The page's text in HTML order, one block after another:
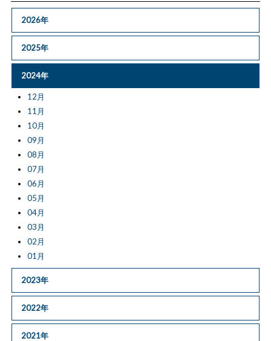
2026年
2025年
2024年
12月
11月
10月
09月
08月
07月
06月
05月
04月
03月
02月
01月
2023年
2022年
2021年